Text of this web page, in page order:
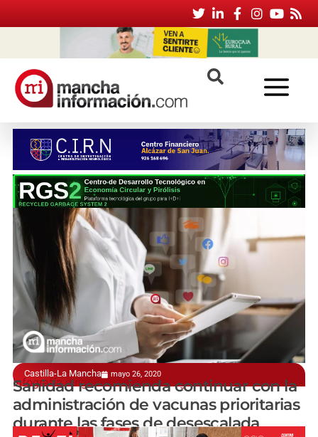
Castilla-La Mancha mayo 26, 2020
Infografía dirigida a la población general
Sanidad recomienda continuar con la
administración de vacunas prioritarias
durante las fases de desescalada
manchainformacion.com